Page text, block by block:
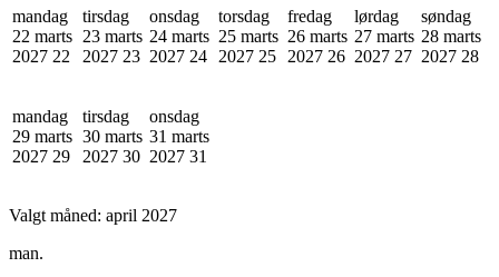
mandag
22 marts
2027 22
tirsdag
23 marts
2027 23
onsdag
24 marts
2027 24
torsdag
25 marts
2027 25
fredag
26 marts
2027 26
lørdag
27 marts
2027 27
søndag
28 marts
2027 28
mandag
29 marts
2027 29
tirsdag
30 marts
2027 30
onsdag
31 marts
2027 31
Valgt måned: april 2027
man.